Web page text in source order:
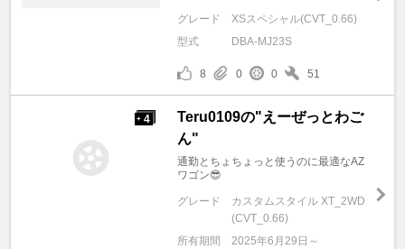
グレード
XSスペシャル(CVT_0.66)
型式
DBA-MJ23S
8 0 0 51
+ 4
Teru0109の"えーぜっとわご
ん"
通勤とちょちょっと使うのに最適なAZ
ワゴン😎
グレード
カスタムスタイル XT_2WD
(CVT_0.66)
所有期間
2025年6月29日～